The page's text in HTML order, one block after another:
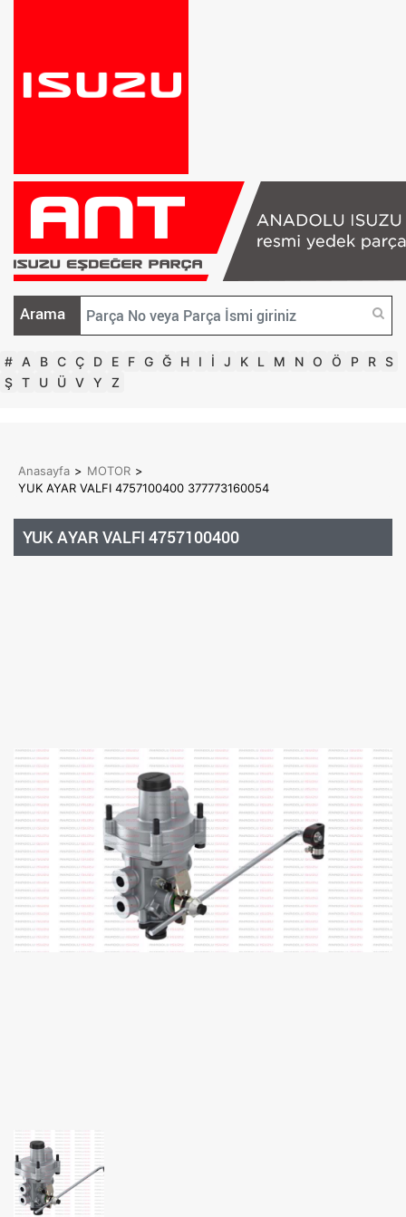
Arama
# A B C Ç D E F G Ğ H I İ J K L M N O Ö P R S
Ş T U Ü V Y Z
Anasayfa > MOTOR >
YUK AYAR VALFI 4757100400 377773160054
YUK AYAR VALFI 4757100400